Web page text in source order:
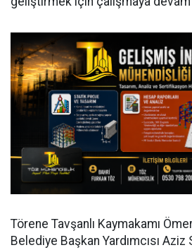
Törene Tavşanlı Kaymakamı
Belediye Başkan Yardımcısı